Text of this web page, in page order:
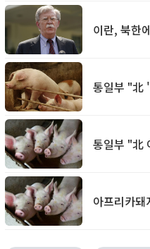
이란, 북한
통일부 "北
통일부 "北
아프리카돼